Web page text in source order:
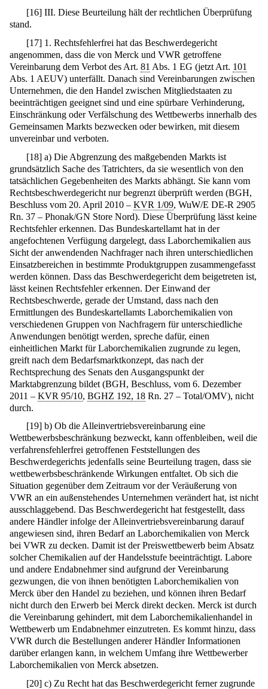
[16] III. Diese Beurteilung hält der rechtlichen Überprüfung
stand.
[17] 1. Rechtsfehlerfrei hat das Beschwerdegericht
angenommen, dass die von Merck und VWR getroffene
Vereinbarung dem Verbot des Art. 81 Abs. 1 EG (jetzt Art. 101
Abs. 1 AEUV) unterfällt. Danach sind Vereinbarungen zwischen
Unternehmen, die den Handel zwischen Mitgliedstaaten zu
beeinträchtigen geeignet sind und eine spürbare Verhinderung,
Einschränkung oder Verfälschung des Wettbewerbs innerhalb des
Gemeinsamen Markts bezwecken oder bewirken, mit diesem
unvereinbar und verboten.
[18] a) Die Abgrenzung des maßgebenden Markts ist
grundsätzlich Sache des Tatrichters, da sie wesentlich von den
tatsächlichen Gegebenheiten des Markts abhängt. Sie kann vom
Rechtsbeschwerdegericht nur begrenzt überprüft werden (BGH,
Beschluss vom 20. April 2010 – KVR 1/09, WuW/E DE-R 2905
Rn. 37 – Phonak/GN Store Nord). Diese Überprüfung lässt keine
Rechtsfehler erkennen. Das Bundeskartellamt hat in der
angefochtenen Verfügung dargelegt, dass Laborchemikalien aus
Sicht der anwendenden Nachfrager nach ihren unterschiedlichen
Einsatzbereichen in bestimmte Produktgruppen zusammengefasst
werden können. Dass das Beschwerdegericht dem beigetreten ist,
lässt keinen Rechtsfehler erkennen. Der Einwand der
Rechtsbeschwerde, gerade der Umstand, dass nach den
Ermittlungen des Bundeskartellamts Laborchemikalien von
verschiedenen Gruppen von Nachfragern für unterschiedliche
Anwendungen benötigt werden, spreche dafür, einen
einheitlichen Markt für Laborchemikalien zugrunde zu legen,
greift nach dem Bedarfsmarktkonzept, das nach der
Rechtsprechung des Senats den Ausgangspunkt der
Marktabgrenzung bildet (BGH, Beschluss, vom 6. Dezember
2011 – KVR 95/10, BGHZ 192, 18 Rn. 27 – Total/OMV), nicht
durch.
[19] b) Ob die Alleinvertriebsvereinbarung eine
Wettbewerbsbeschränkung bezweckt, kann offenbleiben, weil die
verfahrensfehlerfrei getroffenen Feststellungen des
Beschwerdegerichts jedenfalls seine Beurteilung tragen, dass sie
wettbewerbsbeschränkende Wirkungen entfaltet. Ob sich die
Situation gegenüber dem Zeitraum vor der Veräußerung von
VWR an ein außenstehendes Unternehmen verändert hat, ist nicht
ausschlaggebend. Das Beschwerdegericht hat festgestellt, dass
andere Händler infolge der Alleinvertriebsvereinbarung darauf
angewiesen sind, ihren Bedarf an Laborchemikalien von Merck
bei VWR zu decken. Damit ist der Preiswettbewerb beim Absatz
solcher Chemikalien auf der Handelsstufe beeinträchtigt. Labore
und andere Endabnehmer sind aufgrund der Vereinbarung
gezwungen, die von ihnen benötigten Laborchemikalien von
Merck über den Handel zu beziehen, und können ihren Bedarf
nicht durch den Erwerb bei Merck direkt decken. Merck ist durch
die Vereinbarung gehindert, mit dem Laborchemikalienhandel in
Wettbewerb um Endabnehmer einzutreten. Es kommt hinzu, dass
VWR durch die Bestellungen anderer Händler Informationen
darüber erlangen kann, in welchem Umfang ihre Wettbewerber
Laborchemikalien von Merck absetzen.
[20] c) Zu Recht hat das Beschwerdegericht ferner zugrunde